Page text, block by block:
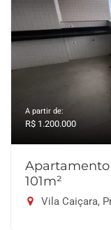
A partir de:
R$ 1.200.000
Apartamento
101m²
Vila Caiçara,